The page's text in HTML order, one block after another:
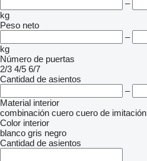
–
kg
Peso neto
–
kg
Número de puertas
2/3 4/5 6/7
Cantidad de asientos
–
Material interior
combinación cuero cuero de imitación
Color interior
blanco gris negro
Cantidad de asientos